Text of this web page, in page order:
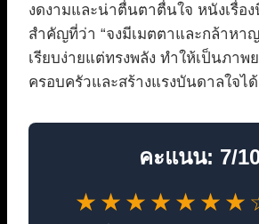
งดงามและน่าตื่นตาตื่นใจ หนังเรื่อ
สำคัญที่ว่า “จงมีเมตตาและกล้าหา
เรียบง่ายแต่ทรงพลัง ทำให้เป็นภาพ
ครอบครัวและสร้างแรงบันดาลใจไ
คะแนน: 7/